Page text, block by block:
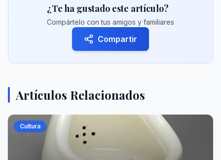
¿Te ha gustado este artículo?
Compártelo con tus amigos y familiares
Compartir
Artículos Relacionados
Cultura